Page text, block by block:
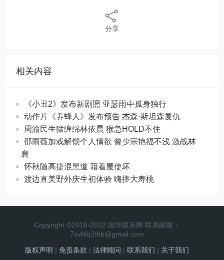
分享
相关内容
《小丑2》发布新剧照 亚瑟雨中孤身独行
动作片《养蜂人》发布预告 杰森·斯坦森复仇
周渝民生猛缠绵林依晨 猴急HOLD不住
邵雨薇加戏解锁个人情欲 曾少宗艳福不浅 激战林
襄
怀秋随高捷混黑道 藉着魔使坏
渡边直美野外庆生初体验 嗨捧大寿桃
Copyright ©2016-2022 国华娱乐网 联系邮箱：
7svblq2tbb@gmail.com
版权声明 | 免责条款 | 法律顾问 | 联系我们 | 关于我们